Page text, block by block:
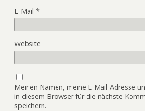
E-Mail *
Website
Meinen Namen, meine E-Mail-Adresse
in diesem Browser für die nächste
speichern.